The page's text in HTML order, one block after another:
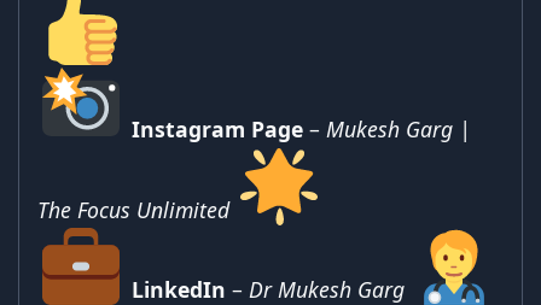
Instagram Page– Mukesh Garg |
The Focus Unlimited
LinkedIn – Dr Mukesh Garg